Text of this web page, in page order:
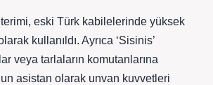
terimi, eski Türk kabilelerinde yüksek
kullanıldı. Ayrıca ‘Sisinis’
veya tarlaların komutanlarına
asistan olarak unvan kuvvetleri